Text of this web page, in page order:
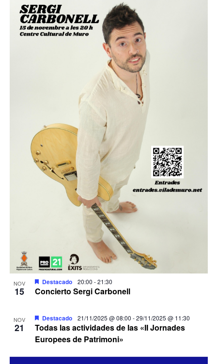
NOV
15 Concierto Sergi Carbonell
Destacado 20:00 -21:30
NOV
21
Todas las actividades de las «II Jornades
Europees de Patrimoni»
Destacado 21/11/2025 @ 08:00 -29/11/2025 @ 11:30